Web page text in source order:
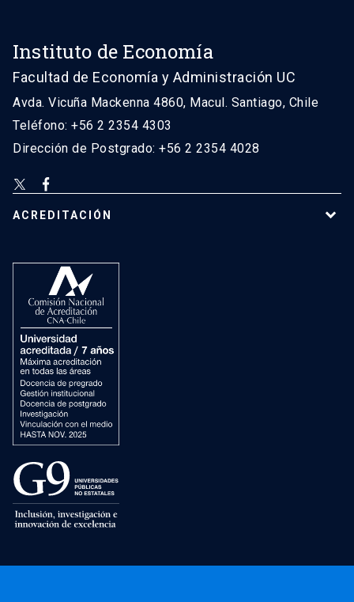
Instituto de Economía
Facultad de Economía y Administración UC
Avda. Vicuña Mackenna 4860, Macul. Santiago, Chile
Teléfono: +56 2 2354 4303
Dirección de Postgrado: +56 2 2354 4028
ACREDITACIÓN